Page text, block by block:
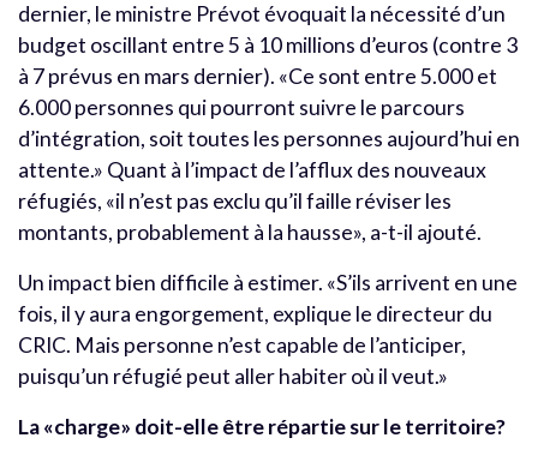
dernier, le ministre Prévot évoquait la nécessité d’un
budget oscillant entre 5 à 10 millions d’euros (contre 3
à 7 prévus en mars dernier). «Ce sont entre 5.000 et
6.000 personnes qui pourront suivre le parcours
d’intégration, soit toutes les personnes aujourd’hui en
attente.» Quant à l’impact de l’afflux des nouveaux
réfugiés, «il n’est pas exclu qu’il faille réviser les
montants, probablement à la hausse», a-t-il ajouté.
Un impact bien difficile à estimer. «S’ils arrivent en une
fois, il y aura engorgement, explique le directeur du
CRIC. Mais personne n’est capable de l’anticiper,
puisqu’un réfugié peut aller habiter où il veut.»
La «charge» doit-elle être répartie sur le territoire?